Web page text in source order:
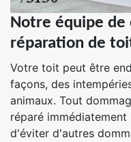
Notre équipe de
réparation de
Votre toit peut être
façons, des
animaux. Tout
réparé
d'éviter d'autres